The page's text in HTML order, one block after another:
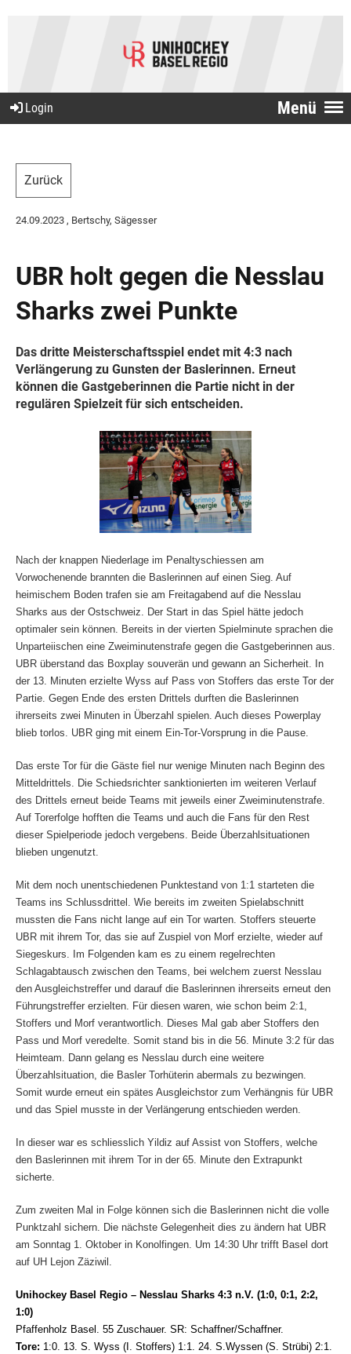
Menü
Login
Zurück
24.09.2023 , Bertschy, Sägesser
UBR holt gegen die Nesslau
Sharks zwei Punkte
Das dritte Meisterschaftsspiel endet mit 4:3 nach
Verlängerung zu Gunsten der Baslerinnen. Erneut
können die Gastgeberinnen die Partie nicht in der
regulären Spielzeit für sich entscheiden.
Nach der knappen Niederlage im Penaltyschiessen am
Vorwochenende brannten die Baslerinnen auf einen Sieg. Auf
heimischem Boden trafen sie am Freitagabend auf die Nesslau
Sharks aus der Ostschweiz. Der Start in das Spiel hätte jedoch
optimaler sein können. Bereits in der vierten Spielminute sprachen die
Unparteiischen eine Zweiminutenstrafe gegen die Gastgeberinnen aus.
UBR überstand das Boxplay souverän und gewann an Sicherheit. In
der 13. Minuten erzielte Wyss auf Pass von Stoffers das erste Tor der
Partie. Gegen Ende des ersten Drittels durften die Baslerinnen
ihrerseits zwei Minuten in Überzahl spielen. Auch dieses Powerplay
blieb torlos. UBR ging mit einem Ein-Tor-Vorsprung in die Pause.
Das erste Tor für die Gäste fiel nur wenige Minuten nach Beginn des
Mitteldrittels. Die Schiedsrichter sanktionierten im weiteren Verlauf
des Drittels erneut beide Teams mit jeweils einer Zweiminutenstrafe.
Auf Torerfolge hofften die Teams und auch die Fans für den Rest
dieser Spielperiode jedoch vergebens. Beide Überzahlsituationen
blieben ungenutzt.
Mit dem noch unentschiedenen Punktestand von 1:1 starteten die
Teams ins Schlussdrittel. Wie bereits im zweiten Spielabschnitt
mussten die Fans nicht lange auf ein Tor warten. Stoffers steuerte
UBR mit ihrem Tor, das sie auf Zuspiel von Morf erzielte, wieder auf
Siegeskurs. Im Folgenden kam es zu einem regelrechten
Schlagabtausch zwischen den Teams, bei welchem zuerst Nesslau
den Ausgleichstreffer und darauf die Baslerinnen ihrerseits erneut den
Führungstreffer erzielten. Für diesen waren, wie schon beim 2:1,
Stoffers und Morf verantwortlich. Dieses Mal gab aber Stoffers den
Pass und Morf veredelte. Somit stand bis in die 56. Minute 3:2 für das
Heimteam. Dann gelang es Nesslau durch eine weitere
Überzahlsituation, die Basler Torhüterin abermals zu bezwingen.
Somit wurde erneut ein spätes Ausgleichstor zum Verhängnis für UBR
und das Spiel musste in der Verlängerung entschieden werden.
In dieser war es schliesslich Yildiz auf Assist von Stoffers, welche
den Baslerinnen mit ihrem Tor in der 65. Minute den Extrapunkt
sicherte.
Zum zweiten Mal in Folge können sich die Baslerinnen nicht die volle
Punktzahl sichern. Die nächste Gelegenheit dies zu ändern hat UBR
am Sonntag 1. Oktober in Konolfingen. Um 14:30 Uhr trifft Basel dort
auf UH Lejon Zäziwil.
Unihockey Basel Regio – Nesslau Sharks 4:3 n.V. (1:0, 0:1, 2:2,
1:0)
Pfaffenholz Basel. 55 Zuschauer. SR: Schaffner/Schaffner.
Tore: 1:0. 13. S. Wyss (I. Stoffers) 1:1. 24. S.Wyssen (S. Strübi) 2:1.